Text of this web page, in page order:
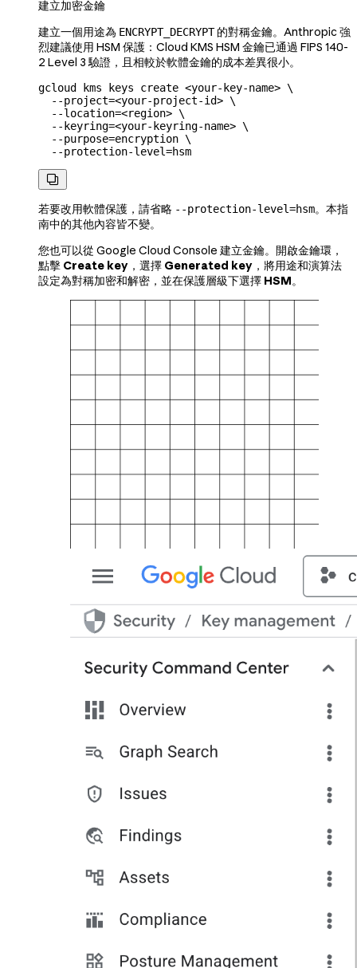
建立加密金鑰
建立一個用途為 ENCRYPT_DECRYPT的對稱金鑰。Anthropic 強
烈建議使用 HSM 保護：Cloud KMS HSM 金鑰已通過 FIPS 140-
2 Level 3 驗證，且相較於軟體金鑰的成本差異很小。
gcloud kms keys create <your-key-name> \
  --project=
<your-project-id> \
  --location=
<region> \
  --keyring=
<your-keyring-name> \
  --purpose=encryption
\
  --protection-level=hsm

若要改用軟體保護，請省略 --protection-level=hsm。本指
南中的其他內容皆不變。
您也可以從 Google Cloud Console 建立金鑰。開啟金鑰環，
點擊 Create key ，選擇 Generated key ，將用途和演算法
設定為對稱加密和解密，並在保護層級下選擇 HSM。